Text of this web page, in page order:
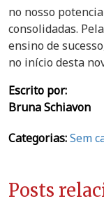
no nosso
consolidadas.
ensino de
no início desta
Escrito por:
Bruna Schiavon
Categorias:Sem
Posts